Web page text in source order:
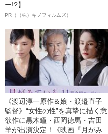
ー!?】
PR（（株）キノフィルムズ）
《渡辺淳一原作＆娘・渡邉直子
監督》“女性の性”を真摯に描く意
欲作に黒木瞳・西岡德馬・吉田
羊が出演決定！《映画『月がみ